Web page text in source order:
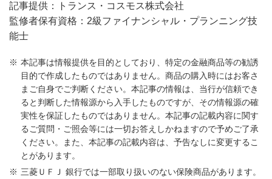
記事提供：トランス・コスモス株式会社
監修者保有資格：2級ファイナンシャル・プランニング技
能士
本記事は情報提供を目的としており、特定の金融商品等の勧誘
目的で作成したものではありません。商品の購入時にはお客さ
まご自身でご判断ください。本記事の情報は、当行が信頼でき
ると判断した情報源から入手したものですが、その情報源の確
実性を保証したものではありません。本記事の記載内容に関す
るご質問・ご照会等には一切お答えしかねますので予めご了承
ください。また、本記事の記載内容は、予告なしに変更するこ
とがあります。
三菱ＵＦＪ 銀行では一部取り扱いのない保険商品があります。